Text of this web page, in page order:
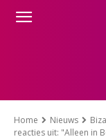
Home Nieuws
reacties uit: "Alleen in